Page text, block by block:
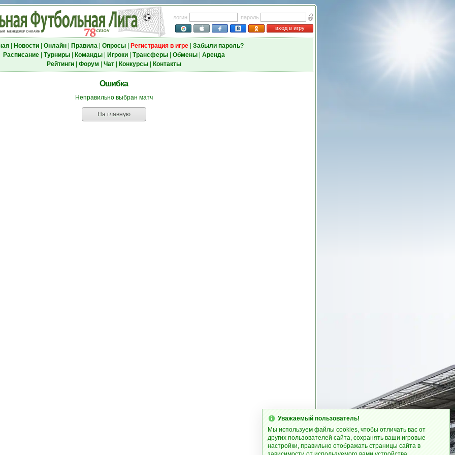
логин
пароль
вход в игру
| Новости| Онлайн| Правила| Опросы| Регистрация в игре| Забыли пароль?
Расписание| Турниры| Команды| Игроки| Трансферы| Обмены| Аренда
Рейтинги| Форум Чат| Конкурсы| Контакты
Ошибка
Неправильно выбран матч
На главную
Уважаемый пользователь!
Мы используем файлы cookies, чтобы отличать вас от
других пользователей сайта, сохранять ваши игровые
настройки, правильно отображать страницы сайта в